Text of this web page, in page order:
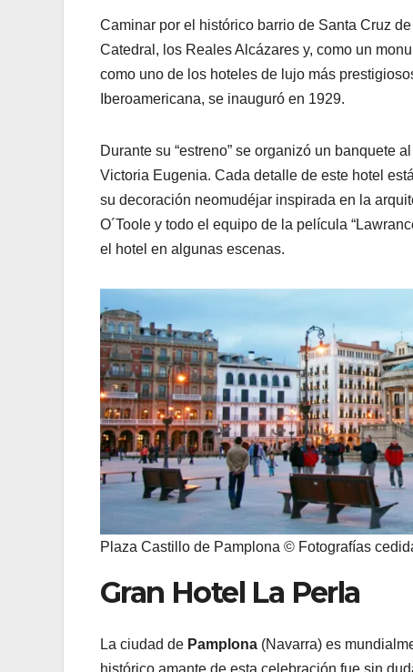
Caminar por el histórico barrio de Santa Cruz de
Catedral, los Reales Alcázares y, como un
como uno de los hoteles de lujo más
Iberoamericana, se inauguró en 1929.
Durante su “estreno” se organizó un banquete
Victoria Eugenia. Cada detalle de este hotel
su decoración neomudéjar inspirada en la
O´Toole y todo el equipo de la película
el hotel en algunas escenas.
Plaza Castillo de Pamplona © Fotografías
Gran Hotel La Perla
La ciudad de Pamplona (Navarra) es
histórico amante de esta celebración fue sin